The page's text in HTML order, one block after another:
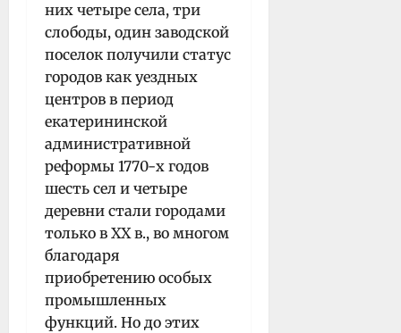
них четыре села, три
слободы, один заводской
поселок получили статус
городов как уездных
центров в период
екатерининской
административной
реформы 1770-х годов
шесть сел и четыре
деревни стали городами
только в XX в., во многом
благодаря
приобретению особых
промышленных
функций. Но до этих